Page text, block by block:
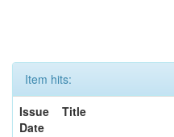
Item hits:
Issue
Date
Title